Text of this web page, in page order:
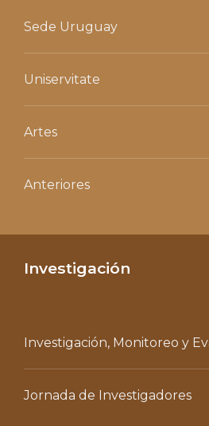
Sede Uruguay
Uniservitate
Artes
Anteriores
Investigación
Investigación, Monitoreo y
Jornada de Investigadores